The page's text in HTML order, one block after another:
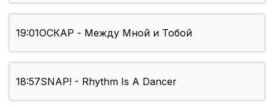
19:01ОСКАР - Между Мной и Тобой
18:57SNAP! - Rhythm Is A Dancer